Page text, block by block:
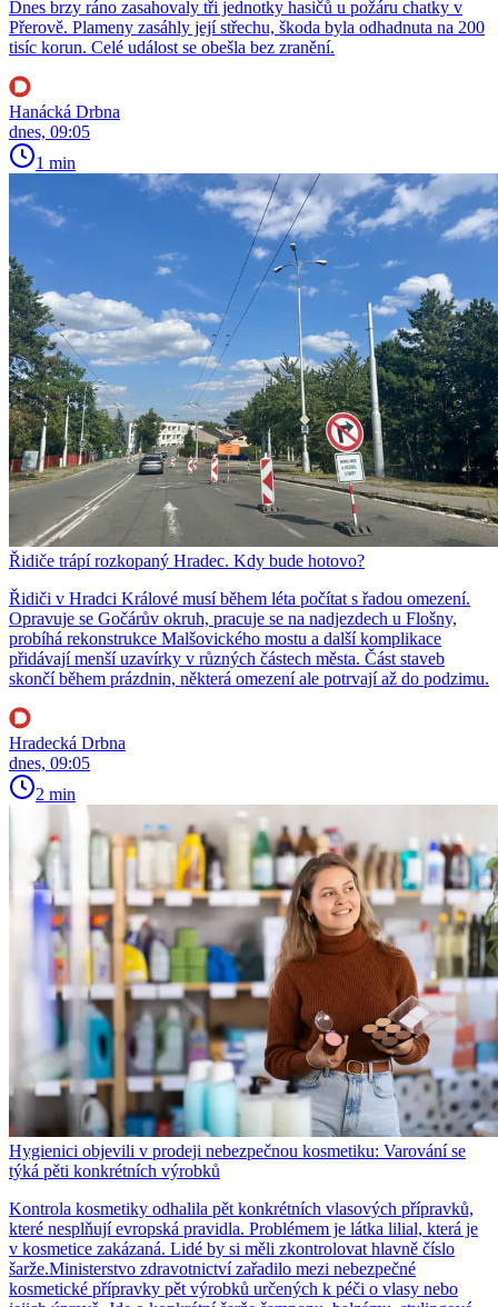
Dnes brzy ráno zasahovaly tři jednotky hasičů u požáru chatky v
Přerově. Plameny zasáhly její střechu, škoda byla odhadnuta na 200
tisíc korun. Celé událost se obešla bez zranění.
Hanácká Drbna
dnes, 09:05
1 min
Řidiče trápí rozkopaný Hradec. Kdy bude hotovo?
Řidiči v Hradci Králové musí během léta počítat s řadou omezení.
Opravuje se Gočárův okruh, pracuje se na nadjezdech u Flošny,
probíhá rekonstrukce Malšovického mostu a další komplikace
přidávají menší uzavírky v různých částech města. Část staveb
skončí během prázdnin, některá omezení ale potrvají až do podzimu.
Hradecká Drbna
dnes, 09:05
2 min
Hygienici objevili v prodeji nebezpečnou kosmetiku: Varování se
týká pěti konkrétních výrobků
Kontrola kosmetiky odhalila pět konkrétních vlasových přípravků,
které nesplňují evropská pravidla. Problémem je látka lilial, která je
v kosmetice zakázaná. Lidé by si měli zkontrolovat hlavně číslo
šarže.Ministerstvo zdravotnictví zařadilo mezi nebezpečné
kosmetické přípravky pět výrobků určených k péči o vlasy nebo